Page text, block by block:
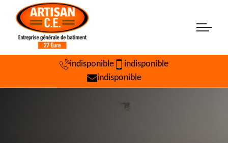
indisponible
indisponible
indisponible